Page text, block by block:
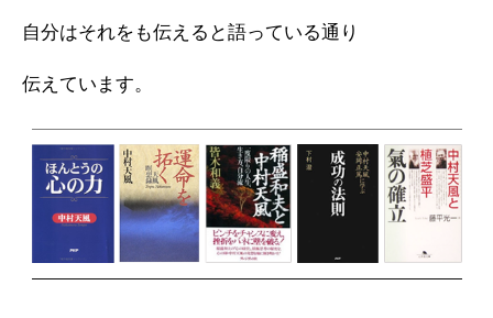
自分はそれをも伝えると語っている通り
伝えています。